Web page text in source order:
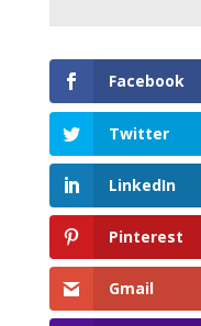
Facebook
Twitter
LinkedIn
Pinterest
Gmail